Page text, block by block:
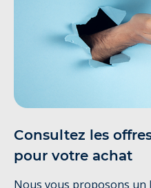
Consultez les
pour votre achat
Nous vous proposons un